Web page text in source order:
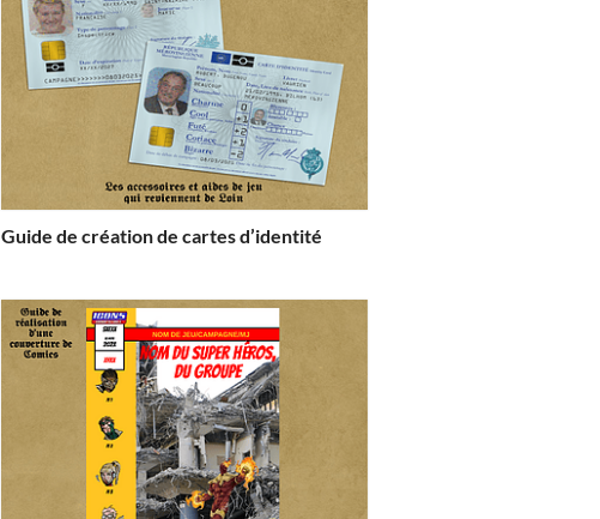
Guide de création de cartes d’identité